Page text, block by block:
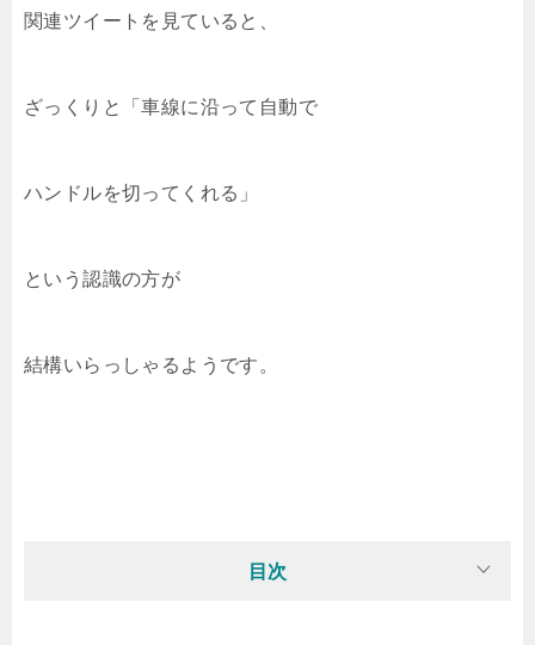
関連ツイートを見ていると、
ざっくりと「車線に沿って自動で
ハンドルを切ってくれる」
という認識の方が
結構いらっしゃるようです。
目次